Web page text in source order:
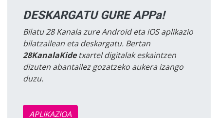
DESKARGATU GURE APPa!
Bilatu 28 Kanala zure Android eta iOS aplikazio
bilatzailean eta deskargatu. Bertan
28KanalaKidetxartel digitalak eskaintzen
dizuten abantailez gozatzeko aukera izango
duzu.
APLIKAZIOA